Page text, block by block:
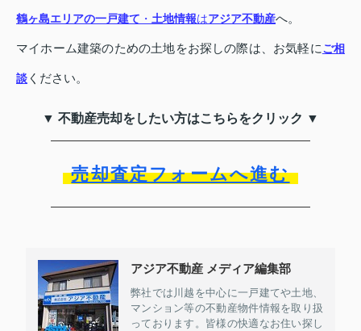
鶴ヶ島エリアの一戸建て ・ 土地情報はアジア不動産へ。
マイホーム建築のための土地をお探しの際は、お気軽にご相
談 ください。
▼ 不動産売却をしたい方はこちらをクリック ▼
売却査定フォームへ進む
アジア不動産 メディア編集部
弊社では川越を中心に一戸建てや土地、
マンション等の不動産物件情報を取り扱
っております。皆様の快適なお住い探し